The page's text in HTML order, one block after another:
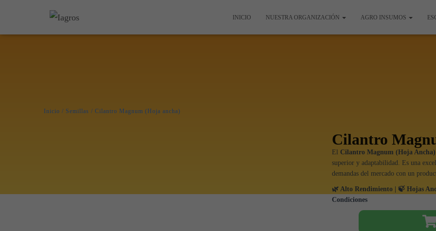
INICIO NUESTRA ORGANIZACIÓN AGRO INSUMOS
Inicio / Semillas / Cilantro Magnum (Hoja ancha)
Cilantro
El Cilantro Magnum (Hoja Ancha)
superior y adaptabilidad. Es una
demandas del mercado con un
🌿 Alto Rendimiento | 🍃 Hojas
Condiciones